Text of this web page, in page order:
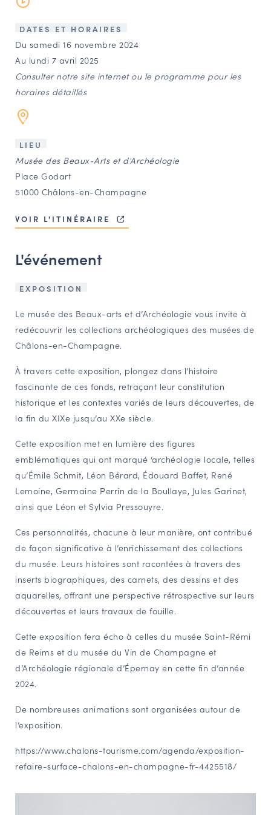
Agenda
Annuaire
Ressources
OFFRES D’EMPLOI ET DE STAGE
OUTILS EN LIGNE
CARTES DES NAUDIN
Espace acteurs
NAVIGATION FILTRÉE « ACTEURS »
PORTAIL CULTURE
Comité d'Histoire Régionale
Service Inventaire et Patrimoines de la Région Grand Est
VOUS ÊTES…
Responsables de structures
Étudiants & chercheurs
DATES ET HORAIRES
Du samedi 16 novembre 2024
Au lundi 7 avril 2025
Consulter notre site internet ou le programme pour les
horaires détaillés
LIEU
Musée des Beaux-Arts et d'Archéologie
Place Godart
51000 Châlons-en-Champagne
VOIR L'ITINÉRAIRE
L'événement
EXPOSITION
Le musée des Beaux-arts et d’Archéologie vous invite à
redécouvrir les collections archéologiques des musées de
Châlons-en-Champagne.
À travers cette exposition, plongez dans l’histoire
fascinante de ces fonds, retraçant leur constitution
historique et les contextes variés de leurs découvertes, de
la fin du XIXe jusqu’au XXe siècle.
Cette exposition met en lumière des figures
emblématiques qui ont marqué ‘archéologie locale, telles
qu’Émile Schmit, Léon Bérard, Édouard Baffet, René
Lemoine, Germaine Perrin de la Boullaye, Jules Garinet,
ainsi que Léon et Sylvia Pressouyre.
Ces personnalités, chacune à leur manière, ont contribué
de façon significative à l’enrichissement des collections
du musée. Leurs histoires sont racontées à travers des
inserts biographiques, des carnets, des dessins et des
aquarelles, offrant une perspective rétrospective sur leurs
découvertes et leurs travaux de fouille.
Cette exposition fera écho à celles du musée Saint-Rémi
de Reims et du musée du Vin de Champagne et
d’Archéologie régionale d’Épernay en cette fin d’année
2024.
De nombreuses animations sont organisées autour de
l’exposition.
https://www.chalons-tourisme.com/agenda/exposition-
refaire-surface-chalons-en-champagne-fr-4425518/